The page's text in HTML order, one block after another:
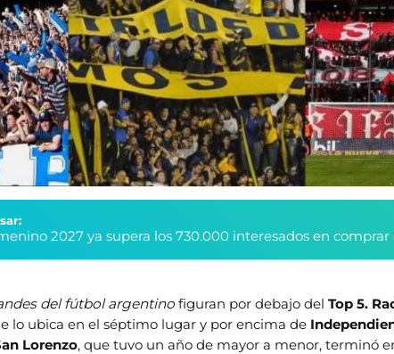
2027 ya supera los 730.000 interesados en comprar
del fútbol argentinofiguran por debajo del Top 5.
lo ubica en el séptimo lugar y por encima de
Lorenzo, que tuvo un año de mayor a menor, terminó